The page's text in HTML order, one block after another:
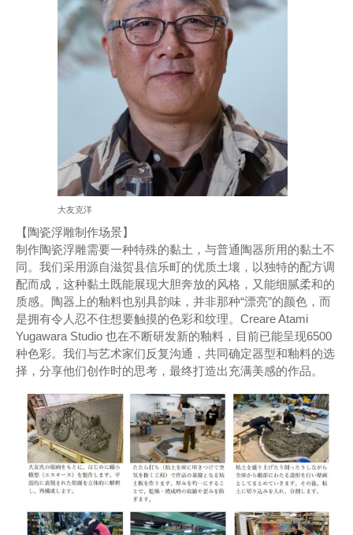
大友克洋
【陶瓷浮雕制作场景】
制作陶瓷浮雕需要一种特殊的黏土，与普通陶器所用的黏土不
同。我们采用源自滋贺县信乐町的优质土壤，以独特的配方调
配而成，这种黏土既能展现大胆奔放的风格，又能细腻柔和的
质感。陶器上的釉料也别具韵味，并非那种“漂亮”的颜色，而
是拥有令人忍不住想要触摸的色彩和纹理。Creare Atami
Yugawara Studio 也在不断研发新的釉料，目前已能呈现6500
种色彩。我们与艺术家们反复沟通，共同确定器型和釉料的选
择，分享他们创作时的思考，最终打造出充满美感的作品。